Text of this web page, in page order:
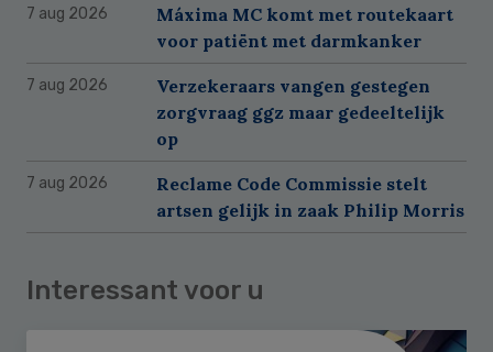
7 aug 2026
Máxima MC komt met routekaart
voor patiënt met darmkanker
7 aug 2026
Verzekeraars vangen gestegen
zorgvraag ggz maar gedeeltelijk
op
7 aug 2026
Reclame Code Commissie stelt
artsen gelijk in zaak Philip Morris
Interessant voor u